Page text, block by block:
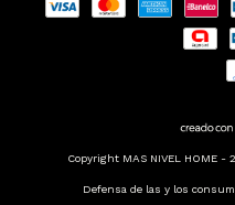
Copyright MAS NIVEL HOME -
Defensa de las y los